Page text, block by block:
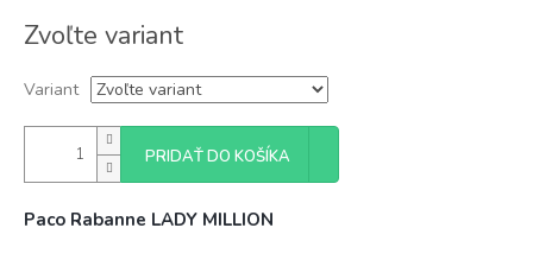
cena:
Zvoľte variant
Variant
PRIDAŤ DO KOŠÍKA
Paco Rabanne LADY MILLION